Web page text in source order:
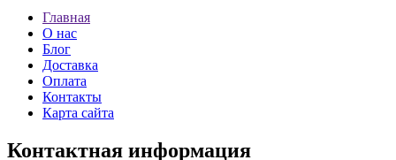
Главная
О нас
Блог
Доставка
Оплата
Контакты
Карта сайта
Контактная информация